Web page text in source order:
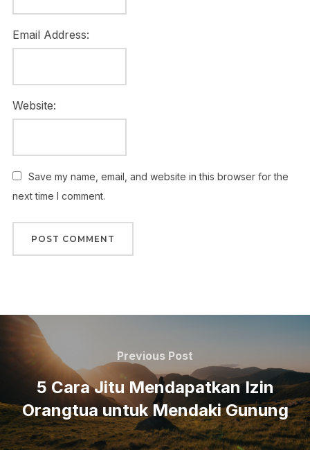
Email Address:
Website:
Save my name, email, and website in this browser for the
next time I comment.
Post
navigation
Previous
Post
Previous Post
5 Cara Jitu Mendapatkan Izin
Orangtua untuk Mendaki Gunung